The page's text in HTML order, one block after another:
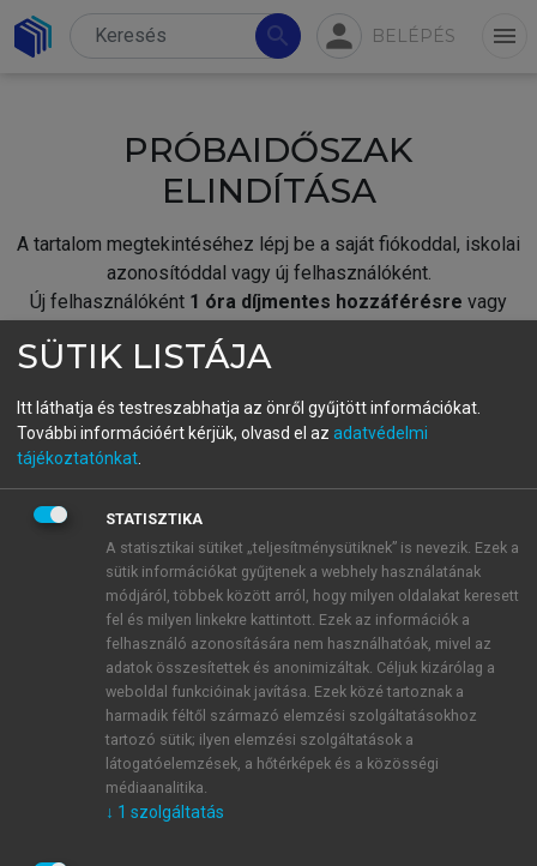
search person BELÉPÉS menu
PRÓBAIDŐSZAK
ELINDÍTÁSA
A tartalom megtekintéséhez lépj be a saját fiókoddal, iskolai
azonosítóddal vagy új felhasználóként.
Új felhasználóként 1 óra díjmentes hozzáférésre vagy
fiókoddal,vagy hozz létre új fiókot.
A regisztráció után apróbaidőszakautomatikusan
BELÉPÉS SAJÁT FIÓKKAL
ÚJ FIÓK LÉTREHOZÁSA
1 óra díjmentes hozzáférés
E-MAIL-CÍM
SÜTIK LISTÁJA
Itt láthatja és testreszabhatja az önről gyűjtött információkat.
További információért kérjük, olvasd el az adatvédelmi
tájékoztatónkat
STATISZTIKA
A statisztikai sütiket „teljesítménysütiknek” is nevezik. Ezek a
sütik információkat gyűjtenek a webhely használatának
módjáról, többek között arról, hogy milyen oldalakat keresett
fel és milyen linkekre kattintott. Ezek az információk a
felhasználó azonosítására nem használhatóak, mivel az
adatok összesítettek és anonimizáltak. Céljuk kizárólag a
weboldal funkcióinak javítása. Ezek közé tartoznak a
harmadik féltől származó elemzési szolgáltatásokhoz
tartozó sütik; ilyen elemzési szolgáltatások a
látogatóelemzések, a hőtérképek és a közösségi
médiaanalitika.
↓ 1 szolgáltatás